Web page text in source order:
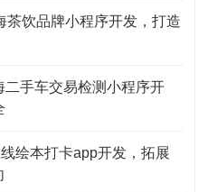
茶饮品牌小程序开发，打造
二手车交易检测小程序开
绘本打卡app开发，拓展